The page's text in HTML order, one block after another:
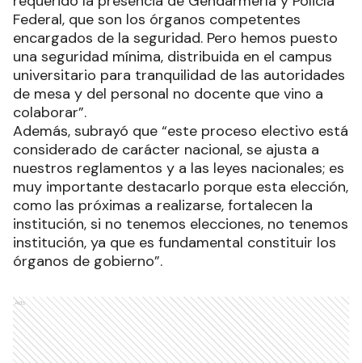
Federal, que son los órganos competentes
encargados de la seguridad. Pero hemos puesto
una seguridad mínima, distribuida en el campus
universitario para tranquilidad de las autoridades
de mesa y del personal no docente que vino a
colaborar”.
Además, subrayó que “este proceso electivo está
considerado de carácter nacional, se ajusta a
nuestros reglamentos y a las leyes nacionales; es
muy importante destacarlo porque esta elección,
como las próximas a realizarse, fortalecen la
institución, si no tenemos elecciones, no tenemos
institución, ya que es fundamental constituir los
órganos de gobierno”.
Ads